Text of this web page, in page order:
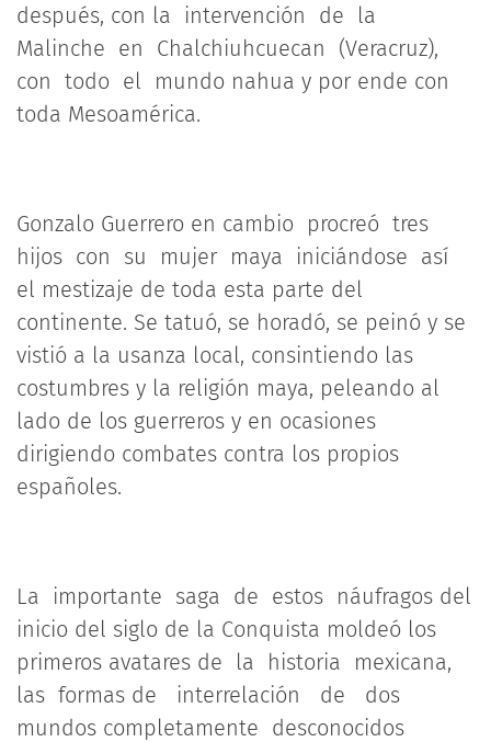
después, con la intervención de la
Malinche en Chalchiuhcuecan (Veracruz),
con todo el mundo nahua y por ende con
toda Mesoamérica.
Gonzalo Guerrero en cambio procreó tres
hijos con su mujer maya iniciándose así
el mestizaje de toda esta parte del
continente. Se tatuó, se horadó, se peinó y se
vistió a la usanza local, consintiendo las
costumbres y la religión maya, peleando al
lado de los guerreros y en ocasiones
dirigiendo combates contra los propios
españoles.
La importante saga de estos náufragos del
inicio del siglo de la Conquista moldeó los
primeros avatares de la historia mexicana,
las formas de interrelación de dos
mundos completamente desconocidos